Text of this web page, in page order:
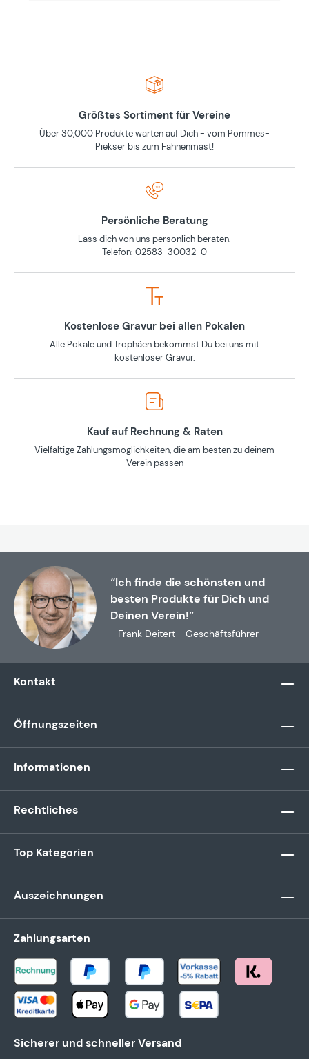
Größtes Sortiment für Vereine
Über 30,000 Produkte warten auf Dich - vom Pommes-
Piekser bis zum Fahnenmast!
Persönliche Beratung
Lass dich von uns persönlich beraten.
Telefon: 02583-30032-0
Kostenlose Gravur bei allen Pokalen
Alle Pokale und Trophäen bekommst Du bei uns mit
kostenloser Gravur.
Kauf auf Rechnung & Raten
Vielfältige Zahlungsmöglichkeiten, die am besten zu deinem
Verein passen
“Ich finde die schönsten und
besten Produkte für Dich und
Deinen Verein!”
- Frank Deitert - Geschäftsführer
Kontakt
Öffnungszeiten
Informationen
Rechtliches
Top Kategorien
Auszeichnungen
Zahlungsarten
Sicherer und schneller Versand